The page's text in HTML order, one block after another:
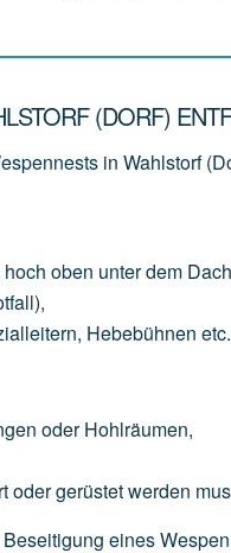
(DORF)
in Wahlstorf
hoch oben unterdem
Hebebühnen
oder Hohlräumen,
odergerüstetwerden
eines